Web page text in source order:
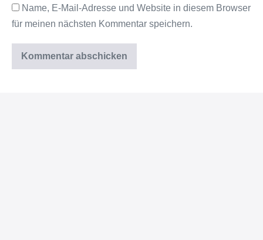
Name, E-Mail-Adresse und Website in diesem Browser
für meinen nächsten Kommentar speichern.